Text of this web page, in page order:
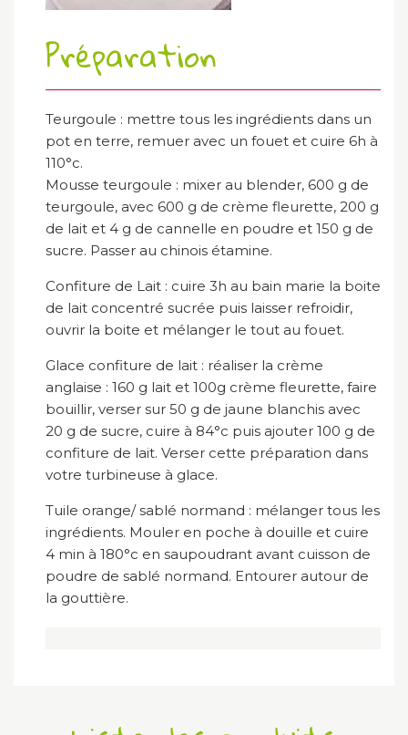
Préparation
Teurgoule : mettre tous les ingrédients dans un
pot en terre, remuer avec un fouet et cuire 6h à
110°c.
Mousse teurgoule : mixer au blender, 600 g de
teurgoule, avec 600 g de crème fleurette, 200 g
de lait et 4 g de cannelle en poudre et 150 g de
sucre. Passer au chinois étamine.
Confiture de Lait : cuire 3h au bain marie la boite
de lait concentré sucrée puis laisser refroidir,
ouvrir la boite et mélanger le tout au fouet.
Glace confiture de lait : réaliser la crème
anglaise : 160 g lait et 100g crème fleurette, faire
bouillir, verser sur 50 g de jaune blanchis avec
20 g de sucre, cuire à 84°c puis ajouter 100 g de
confiture de lait. Verser cette préparation dans
votre turbineuse à glace.
Tuile orange/ sablé normand : mélanger tous les
ingrédients. Mouler en poche à douille et cuire
4 min à 180°c en saupoudrant avant cuisson de
poudre de sablé normand. Entourer autour de
la gouttière.